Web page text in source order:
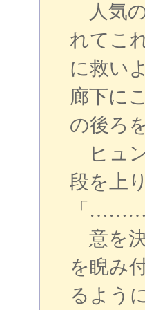
人気
れてこ
に救い
廊下に
の後ろ
ヒュ
段を上
「………
意を
を睨み
るよう